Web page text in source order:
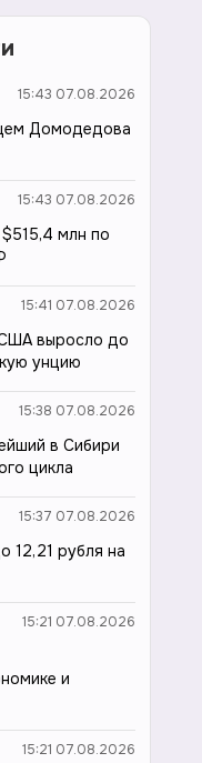
15:43 07.08.2026
Домодедова
15:43 07.08.2026
млн по
15:41 07.08.2026
выросло до
унцию
15:38 07.08.2026
в Сибири
цикла
15:37 07.08.2026
12,21 рубля на
15:21 07.08.2026
и
15:21 07.08.2026